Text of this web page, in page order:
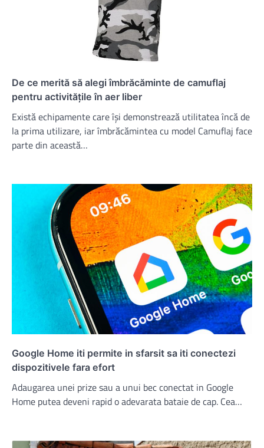
De ce merită să alegi îmbrăcăminte de camuflaj
pentru activitățile în aer liber
Există echipamente care își demonstrează utilitatea încă de
la prima utilizare, iar îmbrăcămintea cu model Camuflaj face
parte din această…
Google Home iti permite in sfarsit sa iti conectezi
dispozitivele fara efort
Adaugarea unei prize sau a unui bec conectat in Google
Home putea deveni rapid o adevarata bataie de cap. Cea…